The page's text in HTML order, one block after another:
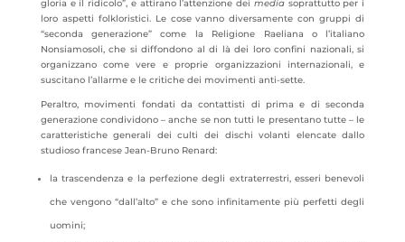
gloria e il ridicolo”, e attirano l’attenzione dei mediasoprattutto per i
loro aspetti folkloristici. Le cose vanno diversamente con gruppi di
“seconda generazione” come la Religione Raeliana o l’italiano
Nonsiamosoli, che si diffondono al di là dei loro confini nazionali, si
organizzano come vere e proprie organizzazioni internazionali, e
suscitano l’allarme e le critiche dei movimenti anti-sette.
Peraltro, movimenti fondati da contattisti di prima e di seconda
generazione condividono – anche se non tutti le presentano tutte – le
caratteristiche generali dei culti dei dischi volanti elencate dallo
studioso francese Jean-Bruno Renard:
la trascendenza e la perfezione degli extraterrestri, esseri benevoli
che vengono “dall’alto” e che sono infinitamente più perfetti degli
uomini;